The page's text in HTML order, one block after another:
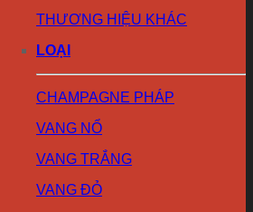
THƯƠNG HIỆU KHÁC
LOẠI
CHAMPAGNE PHÁP
VANG NỔ
VANG TRẮNG
VANG ĐỎ